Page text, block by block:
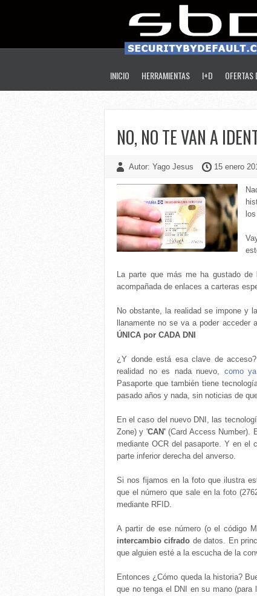
INICIO HERRAMIENTAS I+D OFERTAS
NO, NO TE VAN A
Autor: Yago Jesus 15 enero
La parte que más me ha gustado
acompañada de enlaces a carteras
No obstante, la realidad se impone y
llanamente no se va a poder
ÚNICA por CADA DNI
¿Y donde está esa clave de
realidad no es nada nuevo, como
Pasaporte que también tiene
pasado años y nada, sin noticias de
En el caso del nuevo DNI, las
Zone) y 'CAN'(Card Access Number).
mediante OCR del pasaporte. Y en el
parte inferior derecha del anverso.
Si nos fijamos en la foto que ilustra
que el número que sale en la foto
mediante RFID.
A partir de ese número (o el código
intercambio cifrado de datos. En
que alguien esté a la escucha de la
Entonces ¿Cómo queda la historia?
que no tenga el DNI en su mano